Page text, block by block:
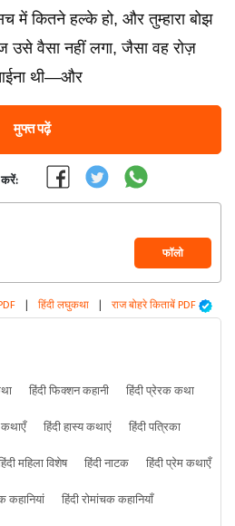
कितने हल्के हो, और तुम्हारा बोझ
उसे वैसा नहीं लगा, जैसा वह रोज़
थी—और
मुफ्त पढ़ें
फॉलो
| हिंदी लघुकथा | राज बोहरे किताबें PDF
हिंदी फिक्शन कहानी
हिंदी प्रेरक कथा
कथाएँ हिंदी हास्य कथाएं
हिंदी पत्रिका
महिला विशेष हिंदी नाटक
हिंदी प्रेम कथाएँ
कहानियां हिंदी रोमांचक कहानियाँ